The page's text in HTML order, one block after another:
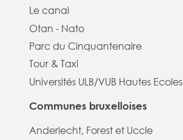
Le canal
Otan - Nato
Parc du Cinquantenaire
Tour & Taxi
Universités ULB/VUB Hautes Ecoles
Communes bruxelloises
Anderlecht, Forest et Uccle